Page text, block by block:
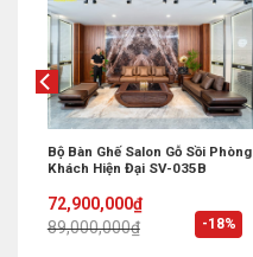
-18%
Bộ Bàn Ghế Salon Gỗ Sồi Phòng
Khách Hiện Đại SV-035B
89,000,000₫
Original
price
was:
72,900,000₫
Current
price
is: